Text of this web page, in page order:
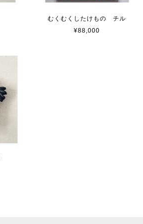
むくむくしたけもの チル
¥88,000